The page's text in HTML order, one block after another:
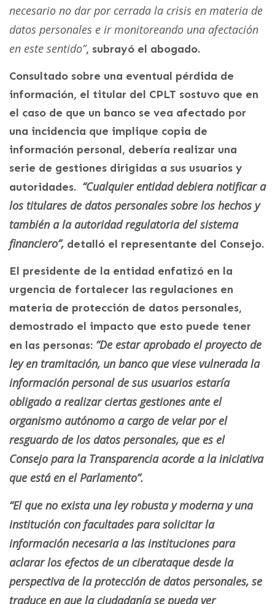
necesario no dar por cerrada la crisis en materia de
datos personales e ir monitoreando una afectación
en este sentido”, subrayó el abogado.
Consultado sobre una eventual pérdida de
información, el titular del CPLT sostuvo que en
el caso de que un banco se vea afectado por
una incidencia que implique copia de
información personal, debería realizar una
serie de gestiones dirigidas a sus usuarios y
autoridades. “Cualquier entidad debiera notificar a
los titulares de datos personales sobre los hechos y
también a la autoridad regulatoria del sistema
financiero”, detalló el representante del Consejo.
El presidente de la entidad enfatizó en la
urgencia de fortalecer las regulaciones en
materia de protección de datos personales,
demostrado el impacto que esto puede tener
en las personas: “De estar aprobado el proyecto de
ley en tramitación, un banco que viese vulnerada la
información personal de sus usuarios estaría
obligado a realizar ciertas gestiones ante el
organismo autónomo a cargo de velar por el
resguardo de los datos personales, que es el
Consejo para la Transparencia acorde a la iniciativa
que está en el Parlamento”.
“El que no exista una ley robusta y moderna y una
institución con facultades para solicitar la
información necesaria a las instituciones para
aclarar los efectos de un ciberataque desde la
perspectiva de la protección de datos personales, se
traduce en que la ciudadanía se pueda ver